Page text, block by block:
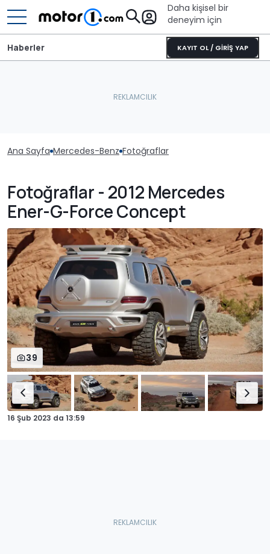
Daha kişisel bir
deneyim için
KAYIT OL / GİRİŞ YAP
Haberler
Ana Sayfa Mercedes-Benz Fotoğraflar
Fotoğraflar - 2012 Mercedes
Ener-G-Force Concept
39
16 Şub 2023 da 13:59